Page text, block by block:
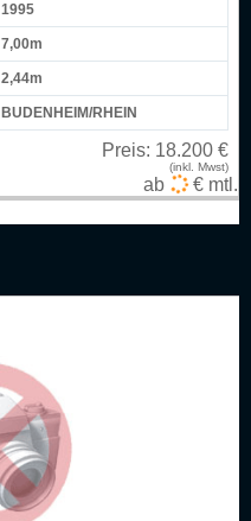
1995
7,00m
2,44m
BUDENHEIM/RHEIN
Preis: 18.200 €
(inkl. Mwst)
ab € mtl.